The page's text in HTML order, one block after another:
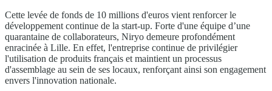
Cette levée de fonds de 10 millions d'euros vient renforcer le
développement continue de la start-up. Forte d'une équipe d’une
quarantaine de collaborateurs, Niryo demeure profondément
enracinée à Lille. En effet, l'entreprise continue de privilégier
l'utilisation de produits français et maintient un processus
d'assemblage au sein de ses locaux, renforçant ainsi son engagement
envers l'innovation nationale.